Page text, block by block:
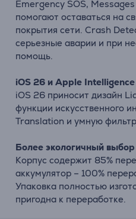
Emergency SOS,
помогают оставаться на
покрытия сети. Crash
серьезные аварии и при
помощь.
iOS 26 и Apple Intelligence
iOS 26 приносит дизайн
функции искусственного
Translation и умную
Более экологичный выбор
Корпус содержит 85%
аккумулятор – 100%
Упаковка полностью
пригодна к переработке.